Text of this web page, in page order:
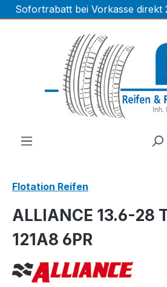
Zum Hauptinhalt springen
Sofortrabatt bei Vorkasse direkt
Flotation Reifen
ALLIANCE 13.6-28
121A8 6PR